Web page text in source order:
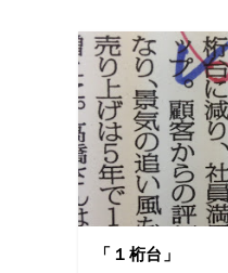
「１桁台」